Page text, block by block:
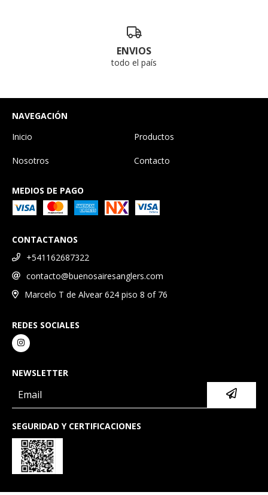
ENVIOS
todo el país
NAVEGACIÓN
Inicio
Productos
Nosotros Contacto
MEDIOS DE PAGO
CONTACTANOS
+541162687322
contacto@buenosairesanglers.com
Marcelo T de Alvear 624 piso 8 of 76
REDES SOCIALES
NEWSLETTER
SEGURIDAD Y CERTIFICACIONES